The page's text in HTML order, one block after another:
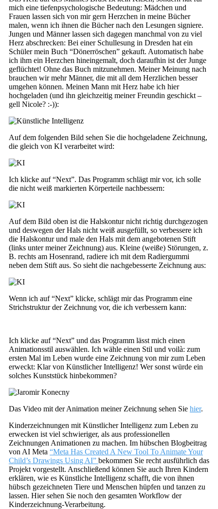
mich eine tiefenpsychologische Bedeutung: Mädchen und
Frauen lassen sich von mir gern Herzchen in meine Bücher
malen, wenn ich ihnen die Bücher nach den Lesungen signiere.
Jungen und Männer lassen sich dagegen manchmal von zu viel
Herz abschrecken: Bei einer Schullesung in Dresden hat ein
Schüler mein Buch “Dönerröschen” gekauft. Automatisch habe
ich ihm ein Herzchen hineingemalt, doch daraufhin ist der Junge
geflüchtet! Ohne das Buch mitzunehmen. Meiner Meinung nach
brauchen wir mehr Männer, die mit all dem Herzlichen besser
umgehen können. Meinen Mann mit Herz habe ich hier
hochgeladen (und ihn gleichzeitig meiner Freundin geschickt –
gell Nicole? :-)):
Auf dem folgenden Bild sehen Sie die hochgeladene Zeichnung,
die gleich von KI verarbeitet wird:
Ich klicke auf “Next”. Das Programm schlägt mir vor, ich solle
die nicht weiß markierten Körperteile nachbessern:
Auf dem Bild oben ist die Halskontur nicht richtig durchgezogen
und deswegen der Hals nicht weiß ausgefüllt, so verbessere ich
die Halskontur und male den Hals mit dem angebotenen Stift
(links unter meiner Zeichnung) aus. Kleine (weiße) Störungen, z.
B. rechts am Hosenrand, radiere ich mit dem Radiergummi
neben dem Stift aus. So sieht die nachgebesserte Zeichnung aus:
Wenn ich auf “Next” klicke, schlägt mir das Programm eine
Strichstruktur der Zeichnung vor, die ich verbessern kann:
Ich klicke auf “Next” und das Programm lässt mich einen
Animationsstil auswählen. Ich wähle einen Stil und voilà: zum
ersten Mal im Leben wurde eine Zeichnung von mir zum Leben
erweckt: Klar von Künstlicher Intelligenz! Wer sonst würde ein
solches Kunststück hinbekommen?
Das Video mit der Animation meiner Zeichnung sehen Sie hier.
Kinderzeichnungen mit Künstlicher Intelligenz zum Leben zu
erwecken ist viel schwieriger, als aus professionellen
Zeichnungen Animationen zu machen. Im hübschen Blogbeitrag
von AI Meta “Meta Has Created A New Tool To Animate Your
Child’s Drawings Using AI” bekommen Sie recht ausführlich das
Projekt vorgestellt. Anschließend können Sie auch Ihren Kindern
erklären, wie es Künstliche Intelligenz schafft, die von ihnen
hübsch gezeichneten Tiere und Menschen hüpfen und tanzen zu
lassen. Hier sehen Sie noch den gesamten Workflow der
Kinderzeichnung-Verarbeitung.